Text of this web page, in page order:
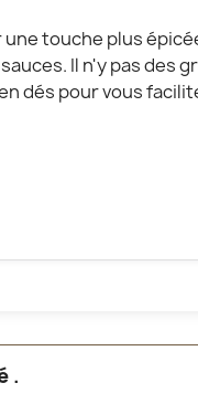
touche plus
Il n'y pas des
dés pour vous
.